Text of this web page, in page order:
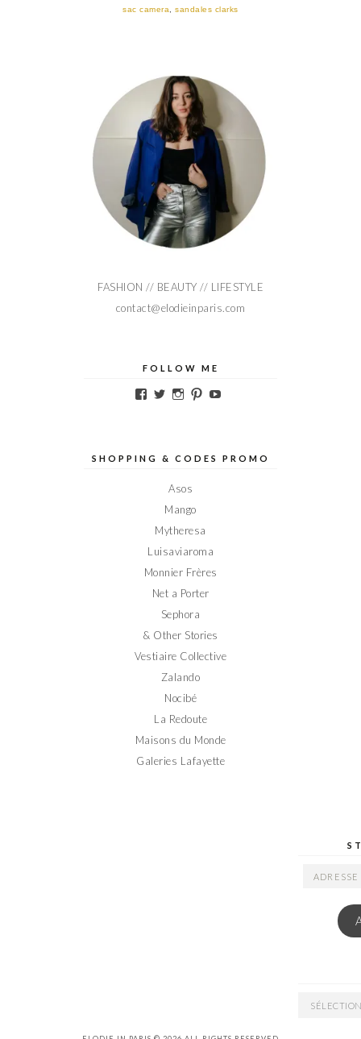
sac camera,sandales clarks
FASHION // BEAUTY // LIFESTYLE
contact@elodieinparis.com
FOLLOW ME
Voir
sur
Voir
sur
Voir
sur
Voir
sur sur
SHOPPING & CODES PROMO
Asos
Mango
Mytheresa
Luisaviaroma
Monnier Frères
Net a Porter
Sephora
& Other Stories
Vestiaire Collective
Zalando
Nocibé
La Redoute
Maisons du Monde
Galeries Lafayette
ADRESSE
ARCHIVES